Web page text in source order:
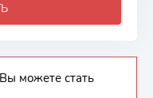
можете стать